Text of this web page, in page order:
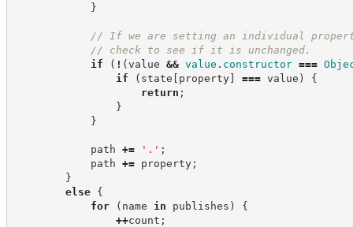
}
// If we are setting an individual
// check to see if it is unchanged.
if
( ! (value && value . constructor ===
if
( state [ property] === value )
{
return ;
}
}
path += ' . ' ;
path += property;
}
else
{
for
( name in publishes )
{
++count ;